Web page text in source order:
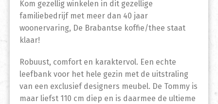
Kom gezellig winkelen in dit gezellige
familiebedrijf met meer dan 40 jaar
woonervaring, De Brabantse koffie/thee staat
klaar!
Robuust, comfort en karaktervol. Een echte
leefbank voor het hele gezin met de uitstraling
van een exclusief designers meubel. De Tommy is
maar liefst 110 cm diep en is daarmee de ultieme